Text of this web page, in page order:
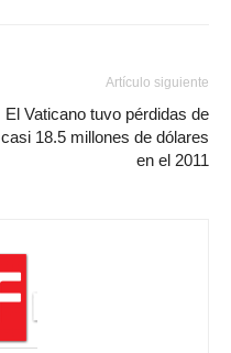
Artículo siguiente
El Vaticano tuvo pérdidas de
casi 18.5 millones de dólares
en el 2011